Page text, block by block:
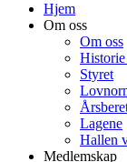
Hjem
Om oss
Om oss
Styret
Lagene
Hallen
Medlemskap